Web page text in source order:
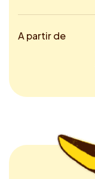
A partir de